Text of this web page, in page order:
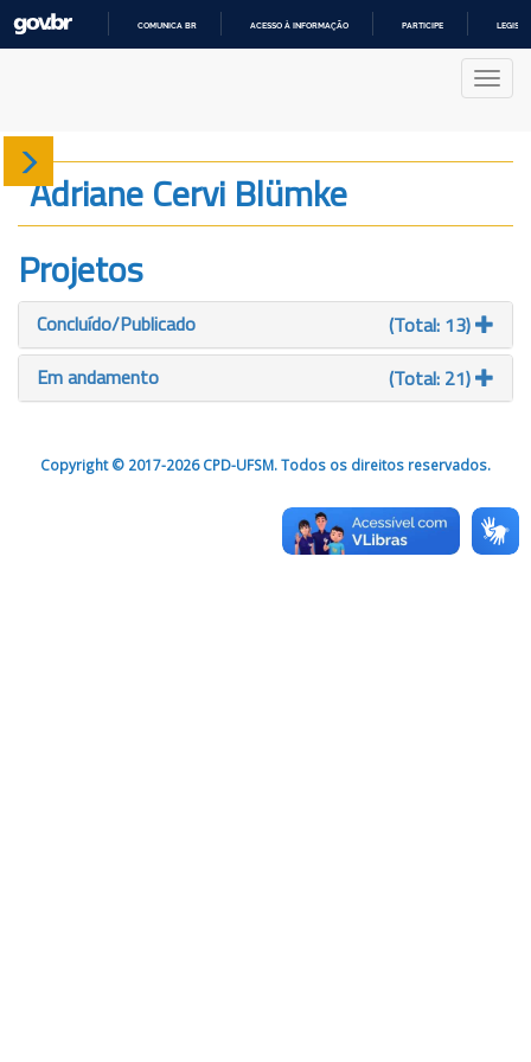
COMUNICA BR ACESSO À INFORMAÇÃO PARTICIPE
Sobre
Produção
Projetos
Gráficos
Adriane Cervi Blümke
Projetos
Concluído/Publicado
(Total: 13)
Em andamento
(Total: 21)
Copyright © 2017-2026 CPD-UFSM. Todos os direitos reservados.